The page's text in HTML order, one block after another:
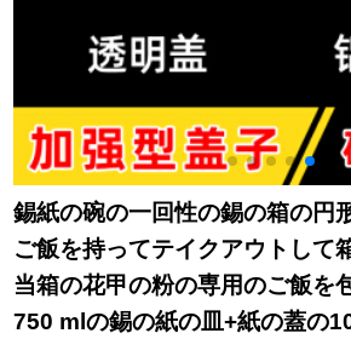
錫紙の碗の一回性の錫の箱の円
ご飯を持ってテイクアウトして
当箱の花甲の粉の専用のご飯を
750 mlの錫の紙の皿+紙の蓋の